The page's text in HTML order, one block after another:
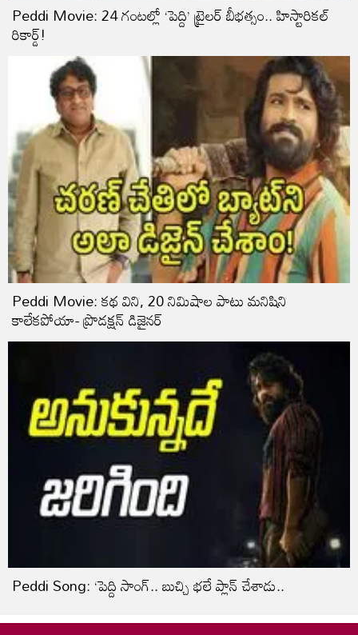
Peddi Movie: 24 గంటల్లో ‘పెద్ది’ ట్రైలర్ బీభత్సం.. హిస్టారికల్
రికార్డ్!
Peddi Movie: కథ విని, 20 నిమిషాల పాటు మనిషిని
కాలేకపోయా- ప్రొడక్షన్ డిజైనర్
Peddi Song: ‘పెద్ది సాంగ్‌.. బుచ్చి భలే ప్లాన్‌ చేశాడు..